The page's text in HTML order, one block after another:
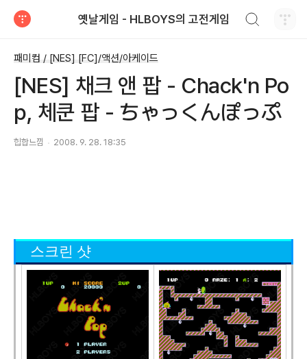
옛날게임 - HLBOYS의 고전게임
패미컴 / [NES] [FC]/액션/아케이드
[NES] 채크 앤 팝 - Chack'n Po
p, 체쿤 팝 - ちゃっくんぽっぷ
힙합느낌 2008. 9. 28. 18:35
스크린 샷